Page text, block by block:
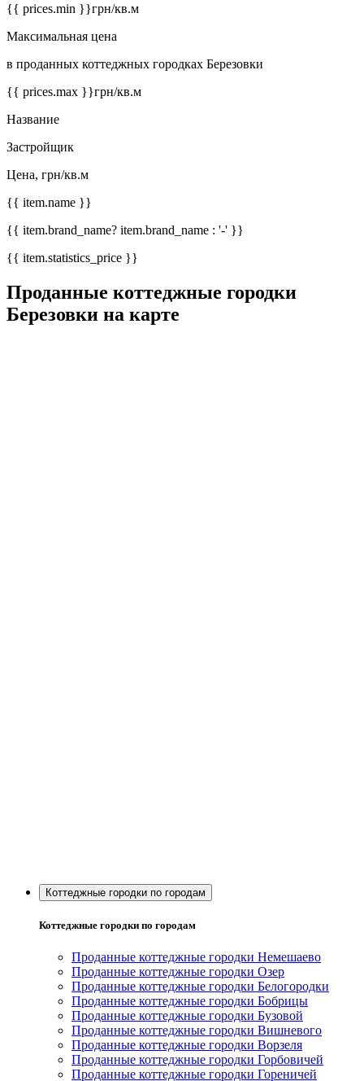
{{ prices.min }}грн/кв.м
Максимальная цена
в проданных коттеджных городках Березовки
{{ prices.max }}грн/кв.м
Название
Застройщик
Цена, грн/кв.м
{{ item.name }}
{{ item.brand_name? item.brand_name : '-' }}
{{ item.statistics_price }}
Проданные коттеджные городки
Березовки на карте
Коттеджные городки по городам
Коттеджные городки по городам
Проданные коттеджные городки Немешаево
Проданные коттеджные городки Озер
Проданные коттеджные городки Белогородки
Проданные коттеджные городки Бобрицы
Проданные коттеджные городки Бузовой
Проданные коттеджные городки Вишневого
Проданные коттеджные городки Ворзеля
Проданные коттеджные городки Горбовичей
Проданные коттеджные городки Гореничей